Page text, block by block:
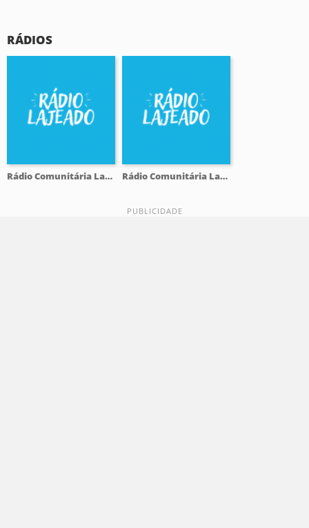
RÁDIOS
Rádio Comunitária Lajeado FM 98.1 Rádio Comunitária Lajeado FM 98.1